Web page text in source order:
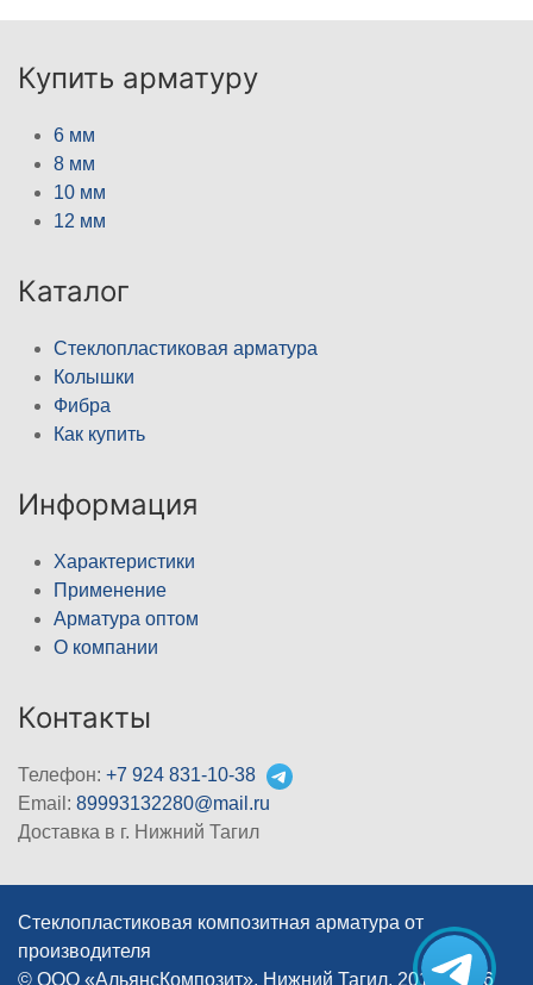
Купить арматуру
6 мм
8 мм
10 мм
12 мм
Каталог
Стеклопластиковая арматура
Колышки
Фибра
Как купить
Информация
Характеристики
Применение
Арматура оптом
О компании
Контакты
Телефон: +7 924 831-10-38
Email: 89993132280@mail.ru
Доставка в г. Нижний Тагил
Стеклопластиковая композитная арматура от
производителя
© ООО «АльянсКомпозит», Нижний Тагил, 2012–2026